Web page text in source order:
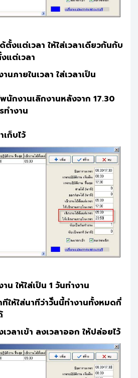
ตั้งแต่เวลา ให้ใส่เวลาเดียวกันกับ
แต่เวลา
นภายในเวลา ใส่เวลาเป็น
นักงานเลิกงานหลังจาก 17.30
ทำงาน
เก็บไว้
น ให้ใส่เป็น 1 วันทำงาน
ให้ใส่นาทีว่าวัีนนี้ทำงานทั้งหมดกี่
วลาเข้า ลงเวลาออก ให้ปล่อยไว้